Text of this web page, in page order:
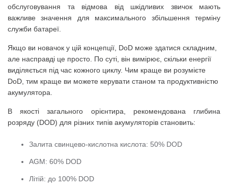
обслуговування та відмова від шкідливих звичок мають
важливе значення для максимального збільшення терміну
служби батареї.
Якщо ви новачок у цій концепції, DoD може здатися складним,
але насправді це просто. По суті, він вимірює, скільки енергії
виділяється під час кожного циклу. Чим краще ви розумієте
DoD, тим краще ви можете керувати станом та продуктивністю
акумулятора.
В якості загального орієнтира, рекомендована глибина
розряду (DOD) для різних типів акумуляторів становить:
Залита свинцево-кислотна кислота: 50% DOD
AGM: 60% DOD
Літій: до 100% DOD